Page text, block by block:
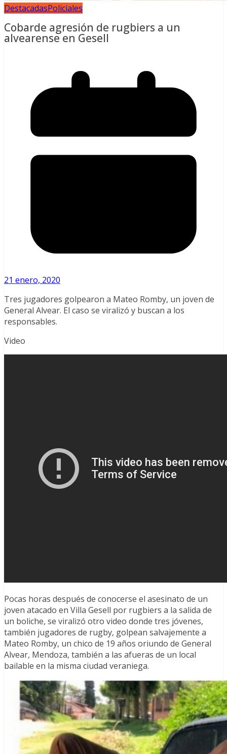
DestacadasPoliciales
Cobarde agresión de rugbiers a un
alvearense en Gesell
21 enero, 2020
Tres jugadores golpearon a Mateo Romby, un joven de
General Alvear. El caso se viralizó y buscan a los
responsables.
Video
Pocas horas después de conocerse el asesinato de un
joven atacado en Villa Gesell por rugbiers a la salida de
un boliche, se viralizó otro video donde tres jóvenes,
también jugadores de rugby, golpean salvajemente a
Mateo Romby, un chico de 19 años oriundo de General
Alvear, Mendoza, también a las afueras de un local
bailable en la misma ciudad veraniega.